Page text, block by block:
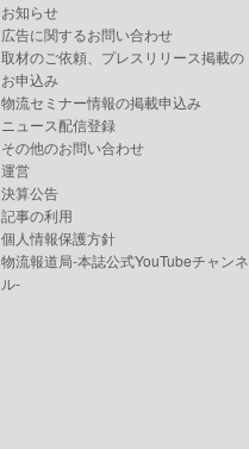
お知らせ
広告に関するお問い合わせ
取材のご依頼、プレスリリース掲載の
お申込み
物流セミナー情報の掲載申込み
ニュース配信登録
その他のお問い合わせ
運営
決算公告
記事の利用
個人情報保護方針
物流報道局-本誌公式YouTubeチャンネ
ル-